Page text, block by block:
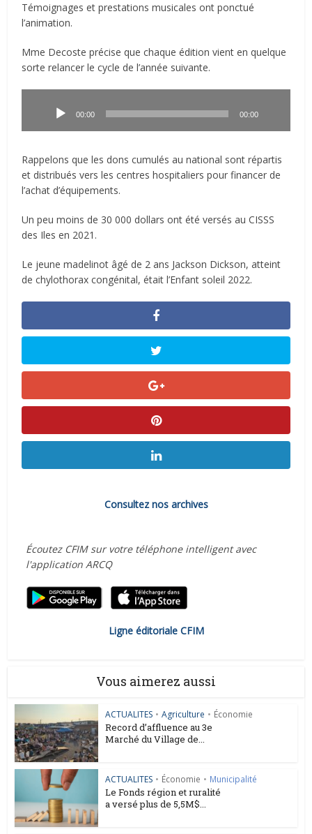
Témoignages et prestations musicales ont ponctué
l’animation.
Mme Decoste précise que chaque édition vient en quelque
sorte relancer le cycle de l’année suivante.
00:00 00:00
Rappelons que les dons cumulés au national sont répartis
et distribués vers les centres hospitaliers pour financer de
l’achat d’équipements.
Un peu moins de 30 000 dollars ont été versés au CISSS
des Iles en 2021.
Le jeune madelinot âgé de 2 ans Jackson Dickson, atteint
de chylothorax congénital, était l’Enfant soleil 2022.
Consultez nos archives
Écoutez CFIM sur votre téléphone intelligent avec
l'application ARCQ
Ligne éditoriale CFIM
Vous aimerez aussi
ACTUALITES • Agriculture • Économie
Record d’affluence au 3e
Marché du Village de...
ACTUALITES • Économie • Municipalité
Le Fonds région et ruralité
a versé plus de 5,5M$...